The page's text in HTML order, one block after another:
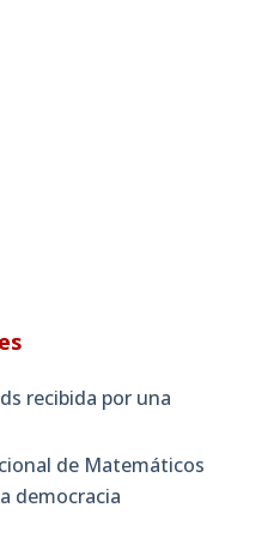
recibida por una
de Matemáticos
democracia